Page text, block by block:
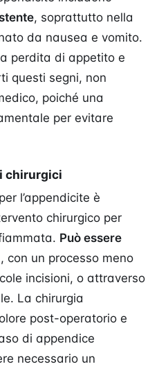
, soprattutto nella
da nausea e vomito.
perdita di appetito e
questi segni, non
poiché una
per evitare
chirurgici
l’appendicite è
chirurgico per
Può essere
, con un processo meno
incisioni, o attraverso
La chirurgia
post-operatorio e
di appendice
necessario un